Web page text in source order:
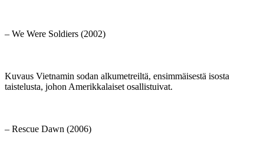
– We Were Soldiers (2002)
Kuvaus Vietnamin sodan alkumetreiltä, ensimmäisestä isosta
taistelusta, johon Amerikkalaiset osallistuivat.
– Rescue Dawn (2006)